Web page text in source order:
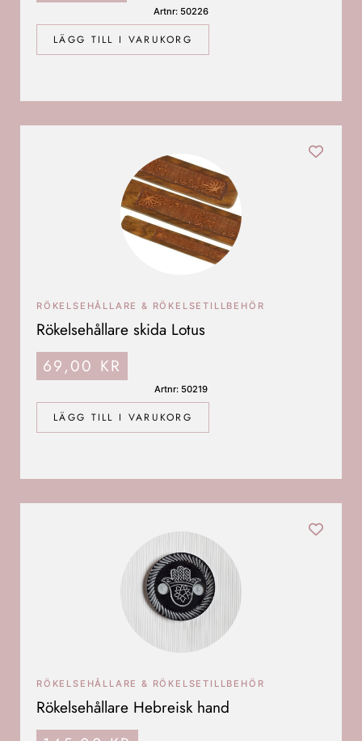
LÄGG TILL I VARUKORG
Artnr: 50226
LÄGG TILL I VARUKORG
RÖKELSEHÅLLARE & RÖKELSETILLBEHÖR
Rökelsehållare skida Lotus
69,00 KR
Artnr: 50219
RÖKELSEHÅLLARE & RÖKELSETILLBEHÖR
Rökelsehållare Hebreisk hand